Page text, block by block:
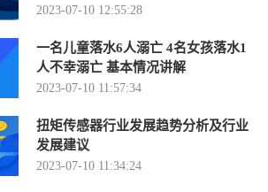
2023-07-10 12:55:28
一名儿童落水6人溺亡 4名女孩落水1
人不幸溺亡 基本情况讲解
2023-07-10 11:57:34
扭矩传感器行业发展趋势分析及行业
发展建议
2023-07-10 11:34:24